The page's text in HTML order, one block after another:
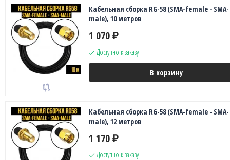
Кабельная сборка RG-58 (SMA-female - SMA-
male), 10 метров
1 070 ₽
Доступно к заказу
В корзину
Кабельная сборка RG-58 (SMA-female - SMA-
male), 12 метров
1 170 ₽
Доступно к заказу